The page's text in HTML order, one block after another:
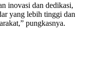
inovasi dan dedikasi,
yang lebih tinggi dan
pungkasnya.